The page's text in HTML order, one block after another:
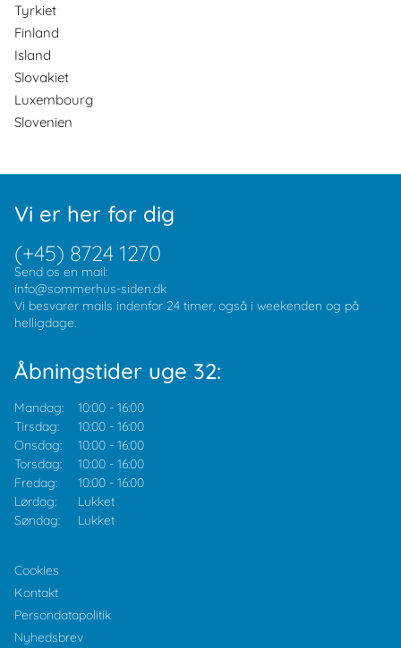
Tyrkiet
Finland
Island
Slovakiet
Luxembourg
Slovenien
Vi er her for dig
(+45) 8724 1270
Send os en mail:
info@sommerhus-siden.dk
Vi besvarer mails indenfor 24 timer, også i weekenden og på
helligdage.
Åbningstider uge 32:
Mandag: 10:00 - 16:00
Tirsdag:
10:00 - 16:00
Onsdag:
10:00 - 16:00
Torsdag:
10:00 - 16:00
Fredag:
10:00 - 16:00
Lørdag:
Lukket
Søndag:
Lukket
Cookies
Kontakt
Persondatapolitik
Nyhedsbrev